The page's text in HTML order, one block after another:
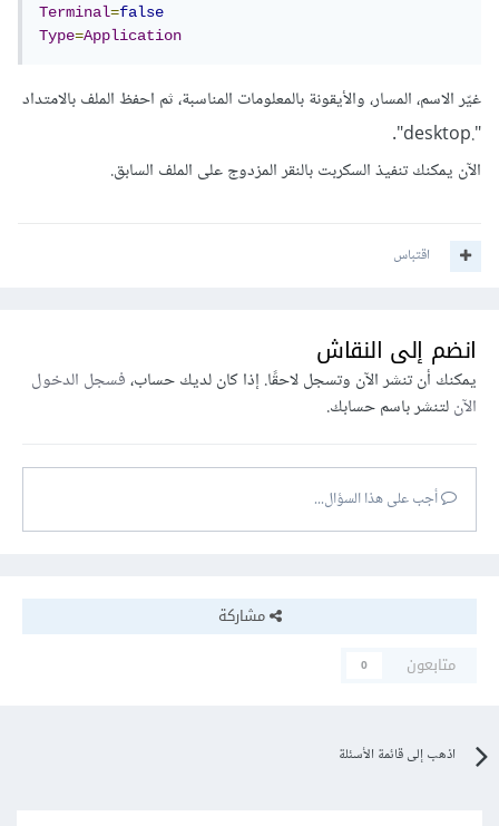
Terminal=false
Type=Application
غيّر الاسم، المسار، والأيقونة بالمعلومات المناسبة، ثم احفظ الملف بالامتداد
".desktop".
الآن يمكنك تنفيذ السكربت بالنقر المزدوج على الملف السابق.
اقتباس
انضم إلى النقاش
يمكنك أن تنشر الآن وتسجل لاحقًا. إذا كان لديك حساب،فسجل الدخول
الآنلتنشر باسم حسابك.
أجب على هذا السؤال...
مشاركة
متابعون
0
اذهب إلى قائمة الأسئلة